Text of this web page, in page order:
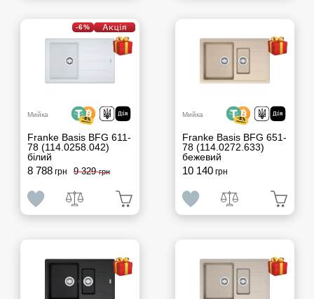
-6%
Мийка
Franke Basis BFG 611-
78 (114.0258.042)
білий
8 788грн 9 329грн
Мийка
Franke Basis BFG 651-
78 (114.0272.633)
бежевий
10 140грн